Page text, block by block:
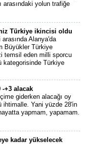
arasındaki yolun trafiğe
Türkiye ikincisi oldu
Alanya'da
Büyükler Türkiye
temsil eden milli sporcu
kategorisinde Türkiye
-+3 alacak
giderken alacağı oy
ihtimalle. Yani yüzde 28'in
yapmam, yapamam.
kadar yükselecek